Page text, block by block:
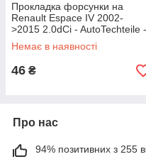
Прокладка форсунки на
Renault Espace IV 2002-
>2015 2.0dCi - AutoTechteile -
1000727
Немає в наявності
46 ₴
Про нас
94% позитивних з 255